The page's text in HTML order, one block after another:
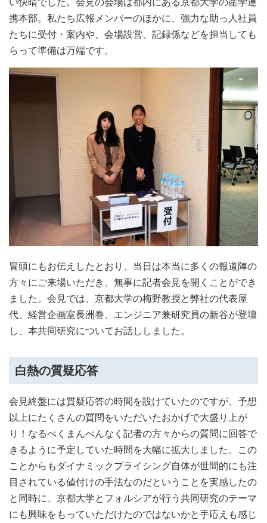
携本部。私たち広報メンバーのほかに、強力な助っ人社員
たちに受付・案内や、会場設営、記録係などを担当しても
らって準備は万端です。
冒頭にもお伝えしたとおり、当日は本当に多くの報道陣の
方々にご来場いただき、無事に記者会見を開くことができ
ました。会見では、京都大学の梅野教授と弊社の代表屋
代、経営企画室長洲巻、エンジニア兼研究員の新谷が登壇
し、本共同研究についてお話ししました。
白熱の質疑応答
会見終盤には質疑応答の時間を設けていたのですが、予想
以上にたくさんの質問をいただいたおかげで大盛り上が
り！なるべくまんべんなく記者の方々からの質問に回答で
きるように予定していた時間を大幅に拡大しました。この
ことからもダイナミックプライシング自体が世間的にも注
目されている値付けの手法なのだということを実感したの
と同時に、京都大学とフォルシアが行う共同研究のテーマ
にも興味をもっていただけたのではないかと手応えも感じ